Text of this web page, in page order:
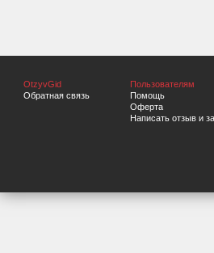
OtzyvGid
Обратная связь
Пользователям
Помощь
Оферта
Написать отзыв и